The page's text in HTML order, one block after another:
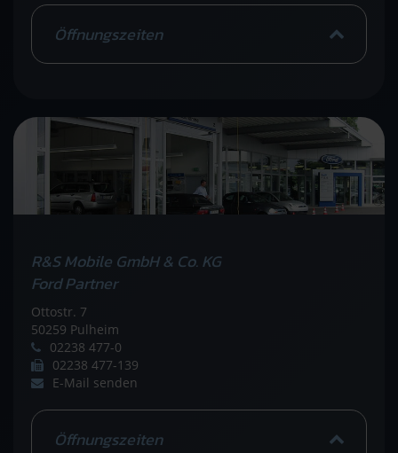
Öffnungszeiten
R&S Mobile GmbH & Co. KG
Ford Partner
Ottostr. 7
50259 Pulheim
02238 477-0
02238 477-139
E-Mail senden
Öffnungszeiten